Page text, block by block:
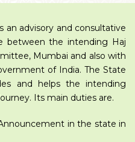
advisory and consultative
between the intending Haj
Mumbai and also with
of India. The State
and helps the intending
Its main duties are.
in the state in